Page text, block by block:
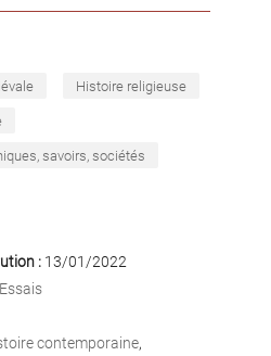
Histoire religieuse
savoirs, sociétés
:13/01/2022
Essais
contemporaine,